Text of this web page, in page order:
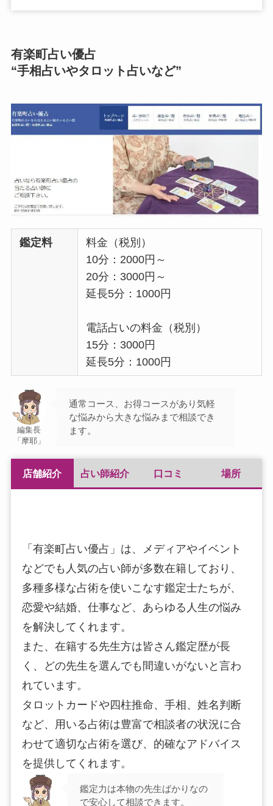
有楽町占い優占
“手相占いやタロット占いなど”
鑑定料
料金（税別）
10分：2000円～
20分：3000円～
延長5分：1000円
電話占いの料金（税別）
15分：3000円
延長5分：1000円
編集長
「摩耶」
通常コース、お得コースがあり気軽
な悩みから大きな悩みまで相談でき
ます。
店舗紹介 占い師紹介 口コミ 場所
「有楽町占い優占」は、メディアやイベント
などでも人気の占い師が多数在籍しており、
多種多様な占術を使いこなす鑑定士たちが、
恋愛や結婚、仕事など、あらゆる人生の悩み
を解決してくれます。
また、在籍する先生方は皆さん鑑定歴が長
く、どの先生を選んでも間違いがないと言わ
れています。
タロットカードや四柱推命、手相、姓名判断
など、用いる占術は豊富で相談者の状況に合
わせて適切な占術を選び、的確なアドバイス
を提供してくれます。
鑑定力は本物の先生ばかりなの
で安心して相談できます。